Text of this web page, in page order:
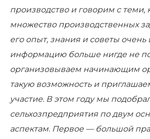
производство и говорим с теми,
множество производственных
его опыт, знания и советы очень
информацию больше нигде не
организовываем начинающим
такую возможность и
участие. В этом году мы
сельхозпредприятия по двум
аспектам. Первое — большой